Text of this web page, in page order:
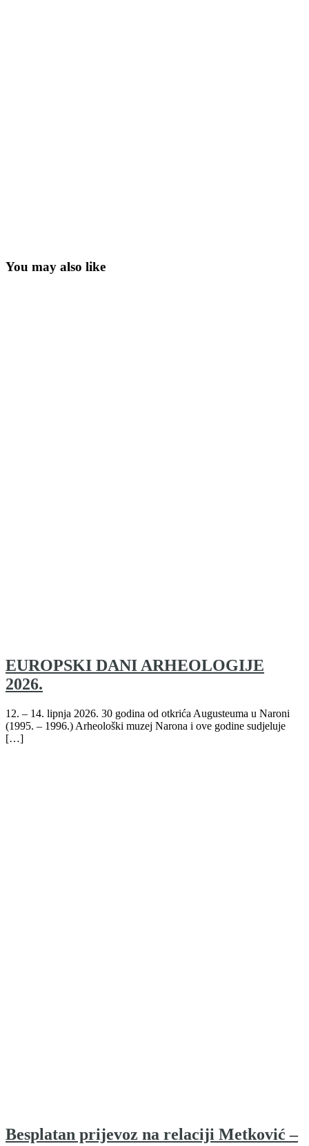
You may also like
EUROPSKI DANI ARHEOLOGIJE
2026.
12. – 14. lipnja 2026. 30 godina od otkrića Augusteuma u Naroni
(1995. – 1996.) Arheološki muzej Narona i ove godine sudjeluje
[…]
Besplatan prijevoz na relaciji Metković –